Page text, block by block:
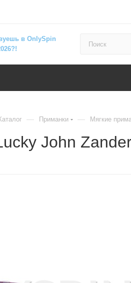
в OnlySpin
— Приманки — Мягкие
John